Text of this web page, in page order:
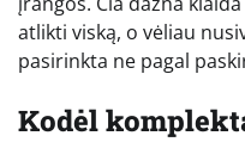
atlikti viską, o vėliau
pasirinkta ne pagal
Kodėl